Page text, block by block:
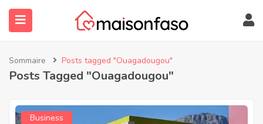
Sommaire Posts tagged "Ouagadougou"
Posts Tagged "Ouagadougou"
Business